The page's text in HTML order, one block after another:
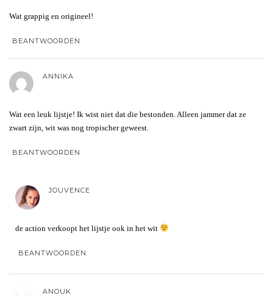
Wat grappig en origineel!
BEANTWOORDEN
ANNIKA
Wat een leuk lijstje! Ik wist niet dat die bestonden. Alleen jammer dat ze
zwart zijn, wit was nog tropischer geweest.
BEANTWOORDEN
JOUVENCE
de action verkoopt het lijstje ook in het wit
BEANTWOORDEN
ANOUK